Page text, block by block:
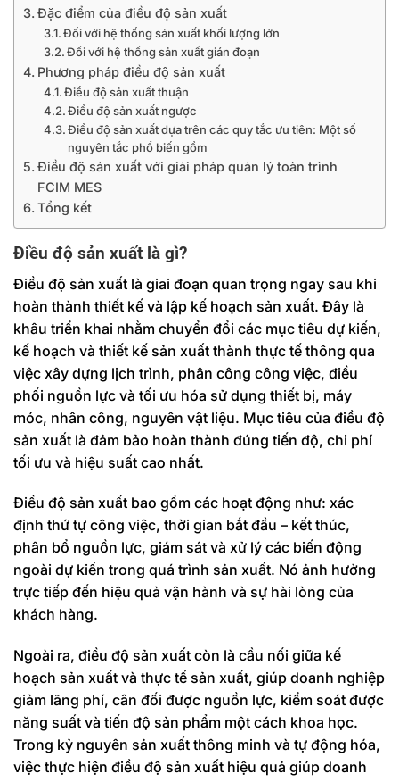
Đặc điểm của điều độ sản xuất
Đối với hệ thống sản xuất khối lượng lớn
Đối với hệ thống sản xuất gián đoạn
Phương pháp điều độ sản xuất
Điều độ sản xuất thuận
Điều độ sản xuất ngược
Điều độ sản xuất dựa trên các quy tắc ưu tiên: Một số
nguyên tắc phổ biến gồm
Điều độ sản xuất với giải pháp quản lý toàn trình
FCIM MES
Tổng kết
Điều độ sản xuất là gì?
Điều độ sản xuất là giai đoạn quan trọng ngay sau khi
hoàn thành thiết kế và lập kế hoạch sản xuất. Đây là
khâu triển khai nhằm chuyển đổi các mục tiêu dự kiến,
kế hoạch và thiết kế sản xuất thành thực tế thông qua
việc xây dựng lịch trình, phân công công việc, điều
phối nguồn lực và tối ưu hóa sử dụng thiết bị, máy
móc, nhân công, nguyên vật liệu. Mục tiêu của điều độ
sản xuất là đảm bảo hoàn thành đúng tiến độ, chi phí
tối ưu và hiệu suất cao nhất.
Điều độ sản xuất bao gồm các hoạt động như: xác
định thứ tự công việc, thời gian bắt đầu – kết thúc,
phân bổ nguồn lực, giám sát và xử lý các biến động
ngoài dự kiến trong quá trình sản xuất. Nó ảnh hưởng
trực tiếp đến hiệu quả vận hành và sự hài lòng của
khách hàng.
Ngoài ra, điều độ sản xuất còn là cầu nối giữa kế
hoạch sản xuất và thực tế sản xuất, giúp doanh nghiệp
giảm lãng phí, cân đối được nguồn lực, kiểm soát được
năng suất và tiến độ sản phẩm một cách khoa học.
Trong kỷ nguyên sản xuất thông minh và tự động hóa,
việc thực hiện điều độ sản xuất hiệu quả giúp doanh